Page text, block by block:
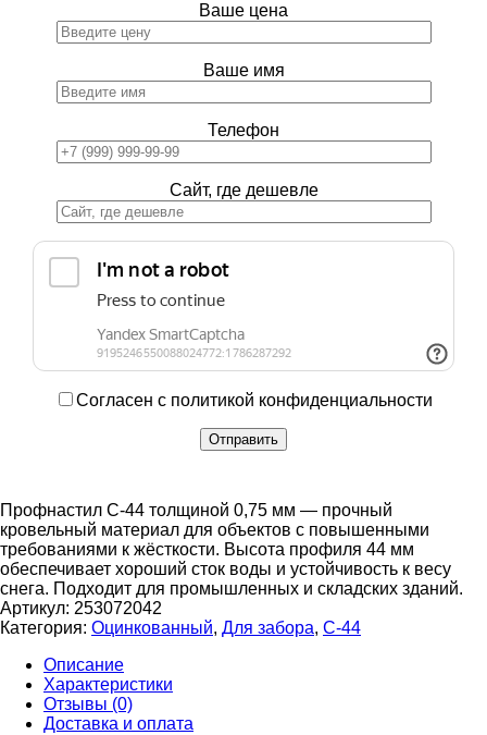
Ваше цена
Ваше имя
Телефон
Сайт, где дешевле
Согласен с политикой конфиденциальности
Профнастил С-44 толщиной 0,75 мм — прочный
кровельный материал для объектов с повышенными
требованиями к жёсткости. Высота профиля 44 мм
обеспечивает хороший сток воды и устойчивость к весу
снега. Подходит для промышленных и складских зданий.
Артикул: 253072042
Категория: Оцинкованный, Для забора, С-44
Описание
Характеристики
Отзывы (0)
Доставка и оплата